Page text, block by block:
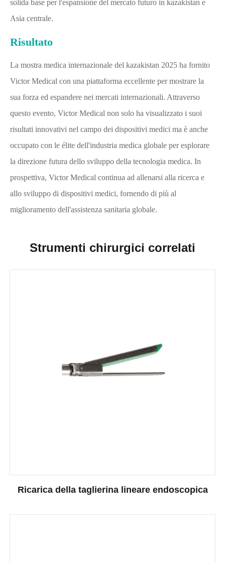
solida base per l'espansione del mercato futuro in kazakistan e
Asia centrale.
Risultato
La mostra medica internazionale del kazakistan 2025 ha fornito
Victor Medical con una piattaforma eccellente per mostrare la
sua forza ed espandere nei mercati internazionali. Attraverso
questo evento, Victor Medical non solo ha visualizzato i suoi
risultati innovativi nel campo dei dispositivi medici ma è anche
occupato con le élite dell'industria medica globale per esplorare
la direzione futura dello sviluppo della tecnologia medica. In
prospettiva, Victor Medical continua ad allenarsi alla ricerca e
allo sviluppo di dispositivi medici, fornendo di più al
miglioramento dell'assistenza sanitaria globale.
Strumenti chirurgici correlati
Ricarica della taglierina lineare endoscopica